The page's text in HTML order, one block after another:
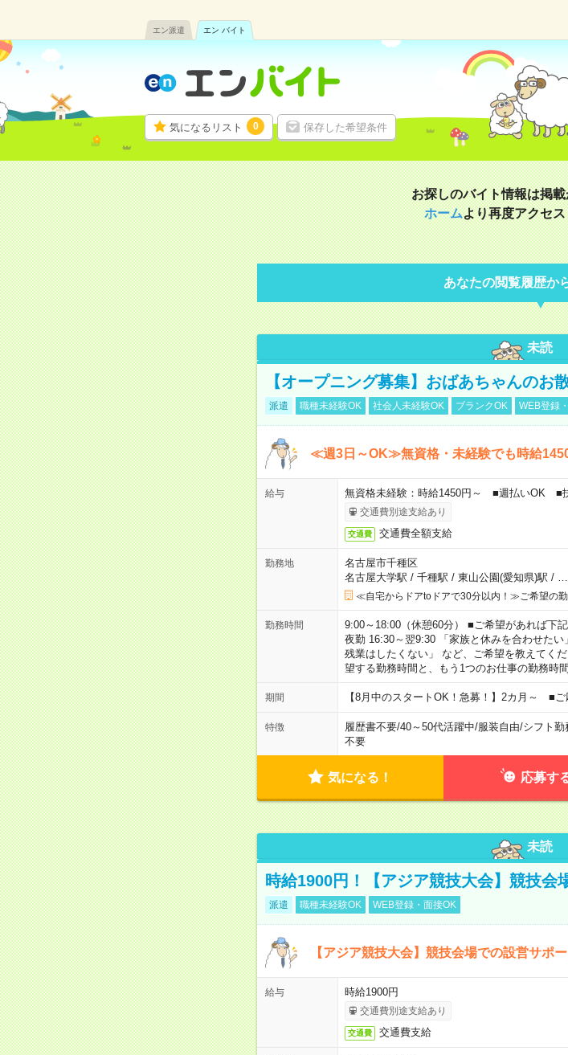
エン派遣 エン バイト
気になるリスト 0 保存した希望条件
お探しのバイト情報は掲
ホームより再度アクセ
あなたの閲覧履歴か
未読
【オープニング募集】おばあちゃんのお
派遣 職種未経験OK 社会人未経験OK ブランクOK WEB登録
≪週3日～OK≫無資格・未経験でも時給
給与 無資格未経験：時給1450円～ ■週払いOK ■
交通費別途支給あり
交通費 交通費全額支給
勤務地
名古屋市千種区
名古屋大学駅 / 千種駅 / 東山公園(愛知県)駅 / …
≪自宅からドアtoドアで30分以内！≫ご希望の勤
勤務時間
9:00～18:00（休憩60分） ■ご希望があれば下
夜勤 16:30～翌9:30 「家族と休みを合わせた
残業はしたくない」 など、ご希望を教えてく
望する勤務時間と、もう1つのお仕事の勤務時
期間 【8月中のスタートOK！急募！】2カ月～ ■
特徴 履歴書不要/40～50代活躍中/服装自由/シフト勤
不要
気になる！ 応募す
未読
時給1900円！【アジア競技大会】競技会
派遣 職種未経験OK WEB登録・面接OK
【アジア競技大会】競技会場での設営サポー
給与 時給1900円
交通費別途支給あり
交通費 交通費支給